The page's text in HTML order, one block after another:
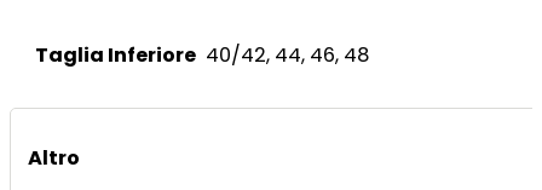
Taglia Inferiore 40/42, 44, 46, 48
Altro